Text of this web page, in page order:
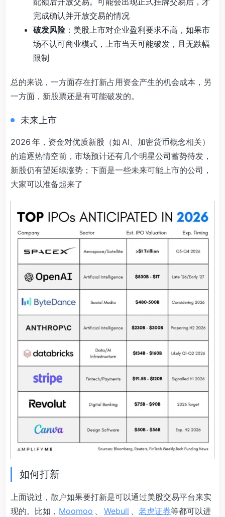
完成确认并开放交易的情况
破发风险：美股上市对企业盈利要求不高，如果市
场不认可商业模式，上市当天可能破发，且无跌幅
限制
总的来说，一方面存在打新占用资金产生的机会成本，另
一方面，新股票还是有可能破发的。
未来上市
2026 年，资金对优质新股（如 AI、加密货币概念相关）
的追逐热情空前，市场预计还有几个明星公司蓄势待发，
新股仍有望延续涨势；下面是一些未来可能上市的公司，
大家可以准备起来了
如何打新
上面说过，散户如果要打新是可以通过美股交易平台来实
现的。比如， Moomoo 、 Webull 、 老虎证券等都可以进